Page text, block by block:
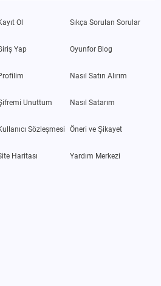
Ol
Yap
Unuttum
Sözleşmesi
Haritası
Sıkça Sorulan Sorular
Oyunfor Blog
Nasıl Satın Alırım
Nasıl Satarım
Öneri ve Şikayet
Yardım Merkezi